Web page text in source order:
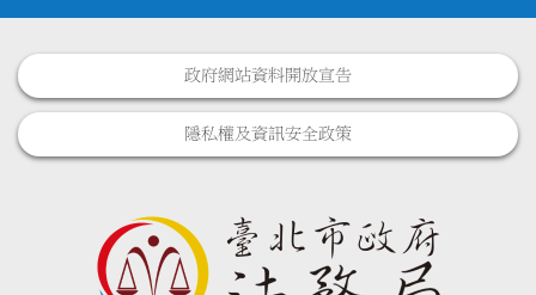
政府網站資料開放宣告
隱私權及資訊安全政策